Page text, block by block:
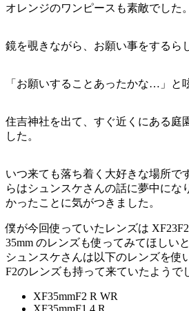
オレンジのワンピースも素敵でした。
鏡を覗きながら、お願い事をするら
「お願いすることあったかな…」と
住吉神社を出て、すぐ近くにある庭
した。
いつ来ても落ち着く大好きな場所で
らはシュンスケさんの話に夢中にな
かったことに気がつきました。
僕が今回使っていたレンズは
35mm のレンズも使ってみてほしいと
シュンスケさんは以下のレンズを使
F2のレンズも持って来ていたようで
XF35mmF2 R WR
XF35mmF1.4 R